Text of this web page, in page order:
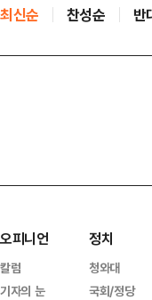
최신순 찬성순 반
오피니언
칼럼
기자의 눈
정치
청와대
국회/정당